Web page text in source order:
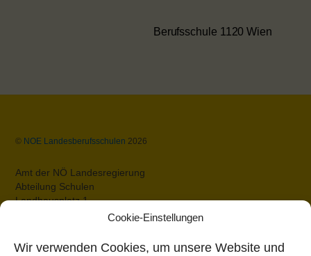
Cookie-Einstellungen
Wir verwenden Cookies, um unsere Website und
Berufsschule 1120 Wien
© NOE Landesberufsschulen 2026
Amt der NÖ Landesregierung
Abteilung Schulen
Landhausplatz 1
Impressum